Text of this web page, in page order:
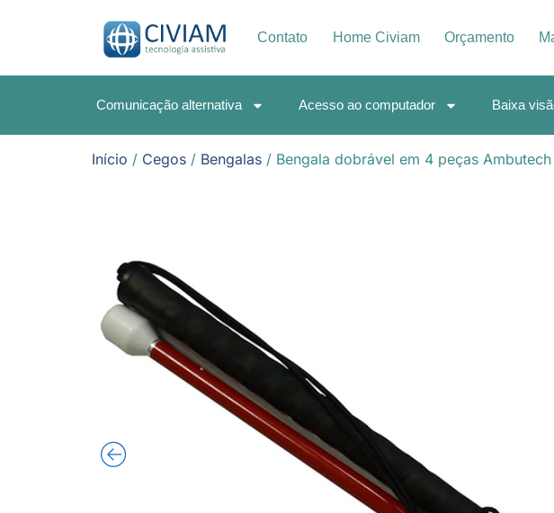
Contato Home Civiam Orçamento
Comunicação alternativa Acesso ao computador Baixa
Início / Cegos / Bengalas / Bengala dobrável em 4 peças